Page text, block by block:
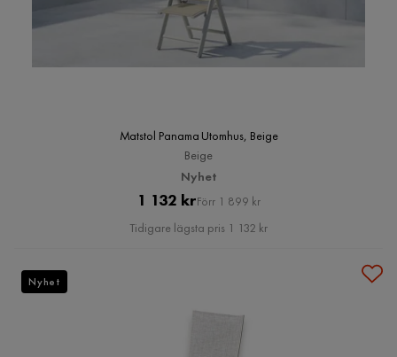
Matstol Panama Utomhus, Beige
Beige
Nyhet
Pris
1 132 krOriginal
Pris
Förr 1 899 kr
Tidigare lägsta pris 1 132 kr
Nyhet